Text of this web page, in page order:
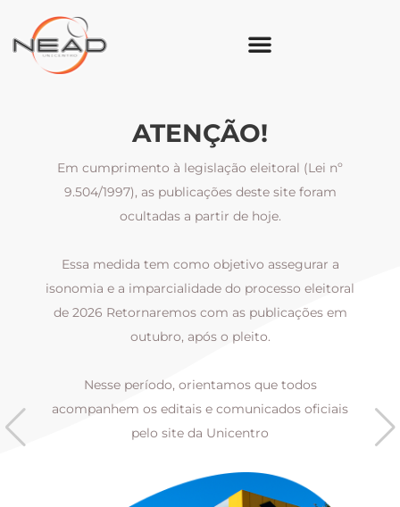
ATENÇÃO!
Em cumprimento à legislação eleitoral (Lei nº
9.504/1997), as publicações deste site foram
ocultadas a partir de hoje.
Essa medida tem como objetivo assegurar a
isonomia e a imparcialidade do processo eleitoral
de 2026 Retornaremos com as publicações em
outubro, após o pleito.
Nesse período, orientamos que todos
acompanhem os editais e comunicados oficiais
pelo site da Unicentro